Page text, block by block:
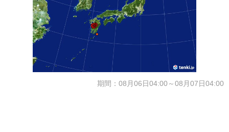
期間：08月06日04:00～08月07日04:00